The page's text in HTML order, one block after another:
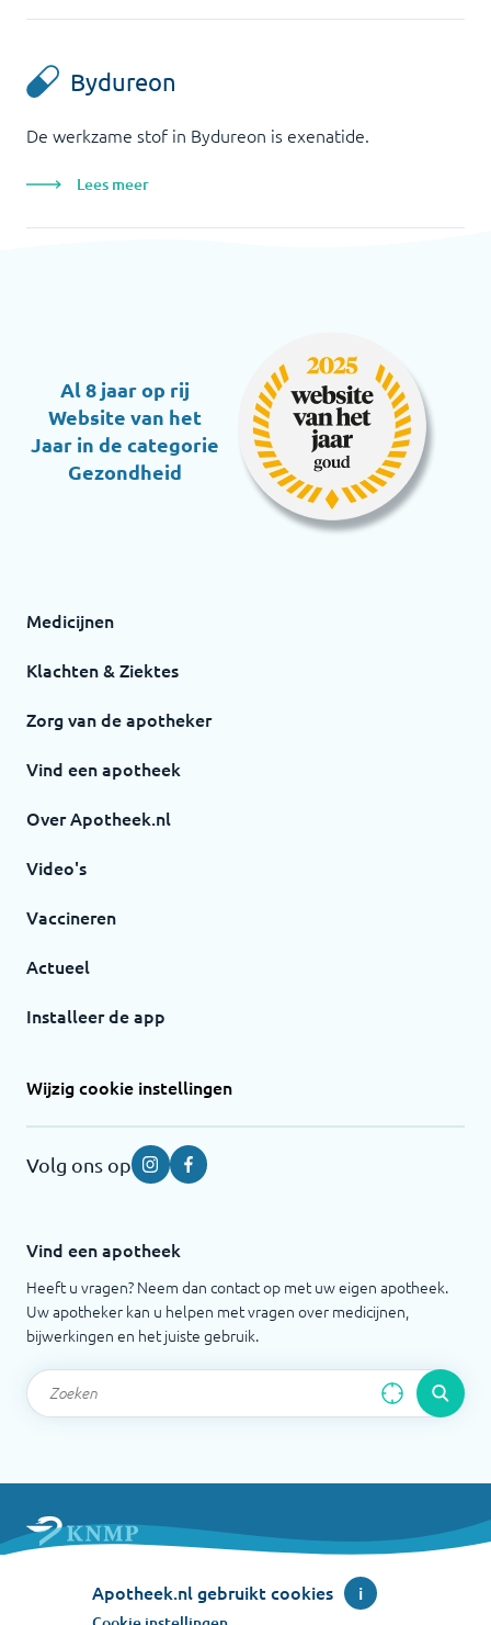
Bydureon
De werkzame stof in Bydureon is exenatide.
Lees meer
Al 8 jaar op rij
Website van het
Jaar in de categorie
Gezondheid
Medicijnen
Klachten & Ziektes
Zorg van de apotheker
Vind een apotheek
Over Apotheek.nl
Video's
Vaccineren
Actueel
Installeer de app
Wijzig cookie instellingen
Volg ons op InstagramFacebook
Vind een apotheek
Heeft u vragen? Neem dan contact op met uw eigen apotheek.
Uw apotheker kan u helpen met vragen over medicijnen,
bijwerkingen en het juiste gebruik.
Nederlandse Maatschappij ter bevordering der
Pharmacie
Apotheek.nl gebruikt cookies i